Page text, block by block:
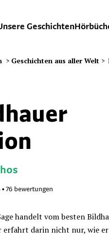
Geschichten
> Geschichten aus aller Welt >
• 76 bewertungen
handelt vom besten
erfahrt darin nicht nur, wie